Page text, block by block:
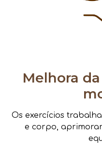
Melhora
Os exercícios
e corpo,